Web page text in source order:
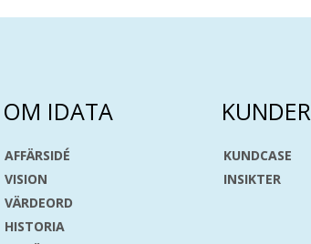
OM IDATA
AFFÄRSIDÉ
VISION
VÄRDEORD
HISTORIA
KUNDER
KUNDCASE
INSIKTER